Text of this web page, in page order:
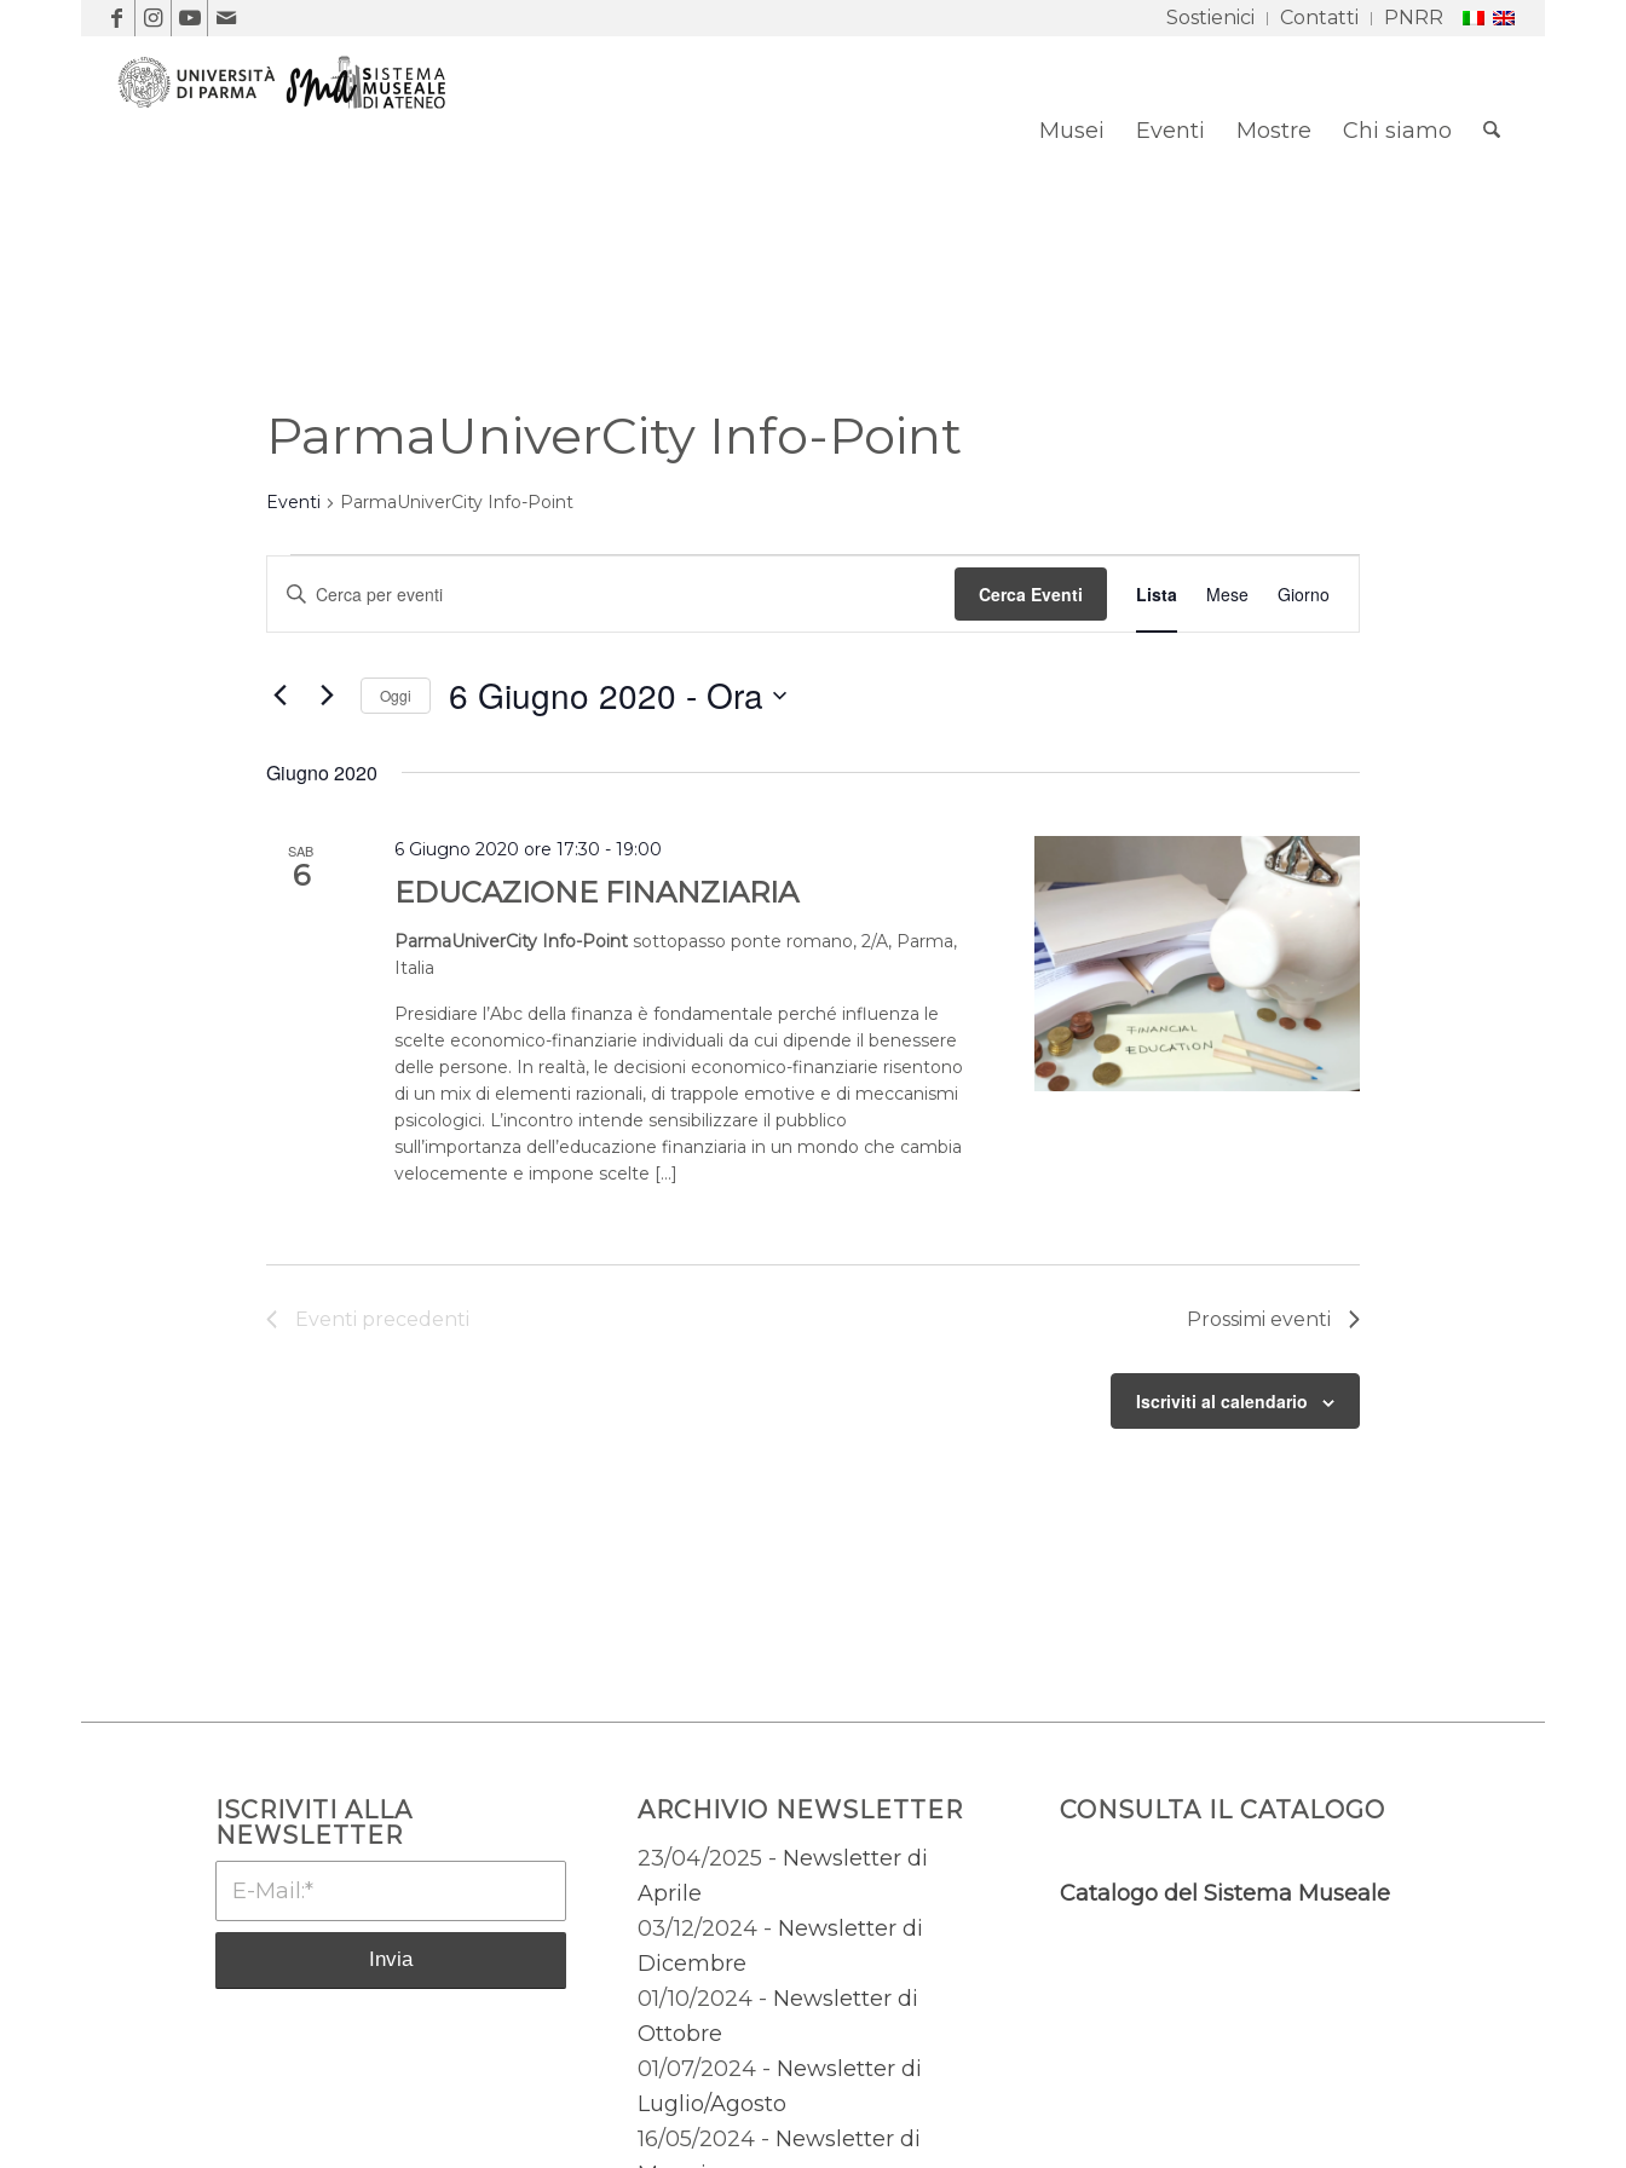
Sostienici Contatti PNRR
Musei Eventi Mostre Chi siamo
ParmaUniverCity Info-Point
Eventi ParmaUniverCity Info-Point
Eventi
Eventi
Ricerca
e
Navigazione
Inserisci
Cerca
per
Cerca Eventi
Viste
Lista Mese Giorno
Oggi 6 Giugno 2020 - Ora
la
Giugno 2020
SAB
6 EDUCAZIONE FINANZIARIA
6 Giugno 2020 ore 17:30 - 19:00
ParmaUniverCity Info-Point sottopasso ponte romano, 2/A, Parma,
Italia
Presidiare l’Abc della finanza è fondamentale perché influenza le
scelte economico-finanziarie individuali da cui dipende il benessere
delle persone. In realtà, le decisioni economico-finanziarie risentono
di un mix di elementi razionali, di trappole emotive e di meccanismi
psicologici. L’incontro intende sensibilizzare il pubblico
sull’importanza dell’educazione finanziaria in un mondo che cambia
velocemente e impone scelte […]
Eventi precedenti Prossimi eventi
Iscriviti al calendario
ISCRIVITI ALLA
NEWSLETTER
ARCHIVIO NEWSLETTER
23/04/2025 - Newsletter di
Aprile
03/12/2024 - Newsletter di
Dicembre
01/10/2024 - Newsletter di
Ottobre
01/07/2024 - Newsletter di
Luglio/Agosto
16/05/2024 - Newsletter di
CONSULTA IL CATALOGO
Catalogo del Sistema Museale